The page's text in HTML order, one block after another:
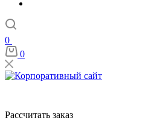
0
0
Рассчитать заказ